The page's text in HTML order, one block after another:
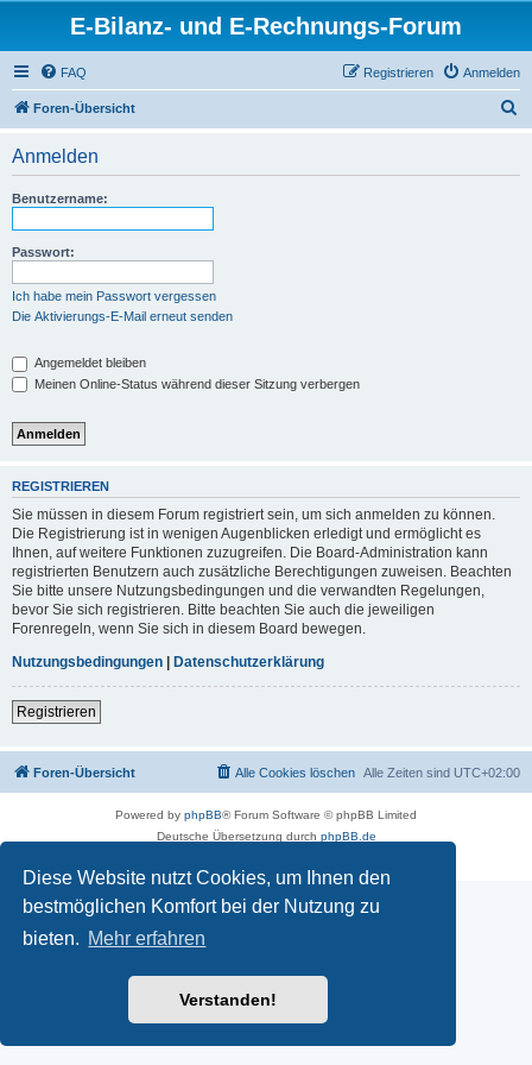
Diese Website nutzt Cookies, um Ihnen den
bestmöglichen Komfort bei der Nutzung zu
bieten. Mehr erfahren
Verstanden!
E-Bilanz- und E-Rechnungs-Forum
FAQ Anmelden
Registrieren
Foren-Übersicht
Anmelden
Benutzername:
Passwort:
Ich habe mein Passwort vergessen
Die Aktivierungs-E-Mail erneut senden
Angemeldet bleiben
Meinen Online-Status während dieser Sitzung verbergen
REGISTRIEREN
Sie müssen in diesem Forum registriert sein, um sich anmelden zu können.
Die Registrierung ist in wenigen Augenblicken erledigt und ermöglicht es
Ihnen, auf weitere Funktionen zuzugreifen. Die Board-Administration kann
registrierten Benutzern auch zusätzliche Berechtigungen zuweisen. Beachten
Sie bitte unsere Nutzungsbedingungen und die verwandten Regelungen,
bevor Sie sich registrieren. Bitte beachten Sie auch die jeweiligen
Forenregeln, wenn Sie sich in diesem Board bewegen.
Nutzungsbedingungen | Datenschutzerklärung
Registrieren
Foren-Übersicht Alle Zeiten sind UTC+02:00
Alle Cookies löschen
Powered by phpBB® Forum Software © phpBB Limited
Deutsche Übersetzung durch phpBB.de